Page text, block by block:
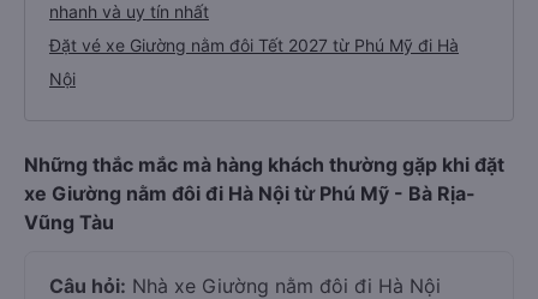
nhanh và uy tín nhất
Đặt vé xe Giường nằm đôi Tết 2027 từ Phú Mỹ đi Hà
Nội
Những thắc mắc mà hàng khách thường gặp khi đặt
xe Giường nằm đôi đi Hà Nội từ Phú Mỹ - Bà Rịa-
Vũng Tàu
Câu hỏi: Nhà xe Giường nằm đôi đi Hà Nội